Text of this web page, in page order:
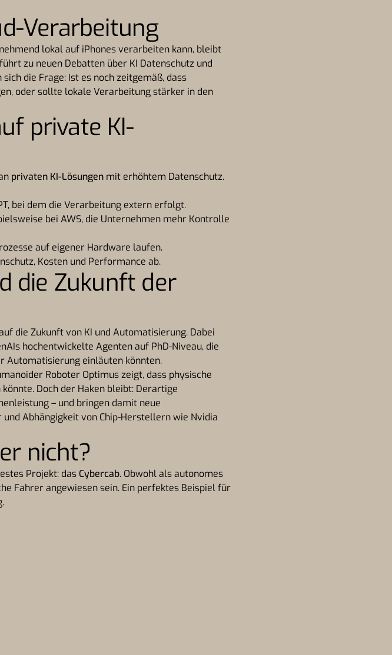
Verarbeitung
lokal auf iPhones verarbeiten kann, bleibt
zu neuen Debatten über KI Datenschutz und
die Frage: Ist es noch zeitgemäß, dass
oder sollte lokale Verarbeitung stärker in den
private KI-
privaten KI-Lösungen mit erhöhtem Datenschutz.
bei dem die Verarbeitung extern erfolgt.
bei AWS, die Unternehmen mehr Kontrolle
auf eigener Hardware laufen.
Kosten und Performance ab.
die Zukunft der
die Zukunft von KI und Automatisierung. Dabei
hochentwickelte Agenten auf PhD-Niveau, die
Automatisierung einläuten könnten.
Roboter Optimus zeigt, dass physische
Doch der Haken bleibt: Derartige
– und bringen damit neue
Abhängigkeit von Chip-Herstellern wie Nvidia
nicht?
Projekt: das Cybercab. Obwohl als autonomes
Fahrer angewiesen sein. Ein perfektes Beispiel für